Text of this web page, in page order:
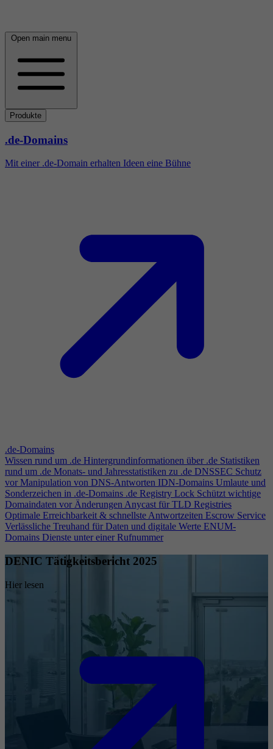
Open main menu
Produkte
.de-Domains
Mit einer .de-Domain erhalten Ideen eine Bühne
.de-Domains
Wissen rund um .de Hintergrundinformationen über .de Statistiken
rund um .de Monats- und Jahresstatistiken zu .de DNSSEC Schutz
vor Manipulation von DNS-Antworten IDN-Domains Umlaute und
Sonderzeichen in .de-Domains .de Registry Lock Schützt wichtige
Domaindaten vor ÄnderungenAnycast für TLD Registries
Optimale Erreichbarkeit & schnellste Antwortzeiten Escrow Service
Verlässliche Treuhand für Daten und digitale Werte ENUM-
Domains Dienste unter einer Rufnummer
DENIC Tätigkeitsbericht 2025
Hier lesen